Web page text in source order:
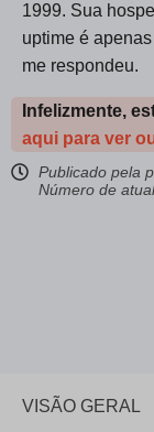
1999. Sua
uptime é
me respondeu.
Infelizmente,
aqui para ver
Publicado pela
Número de
VISÃO GERAL